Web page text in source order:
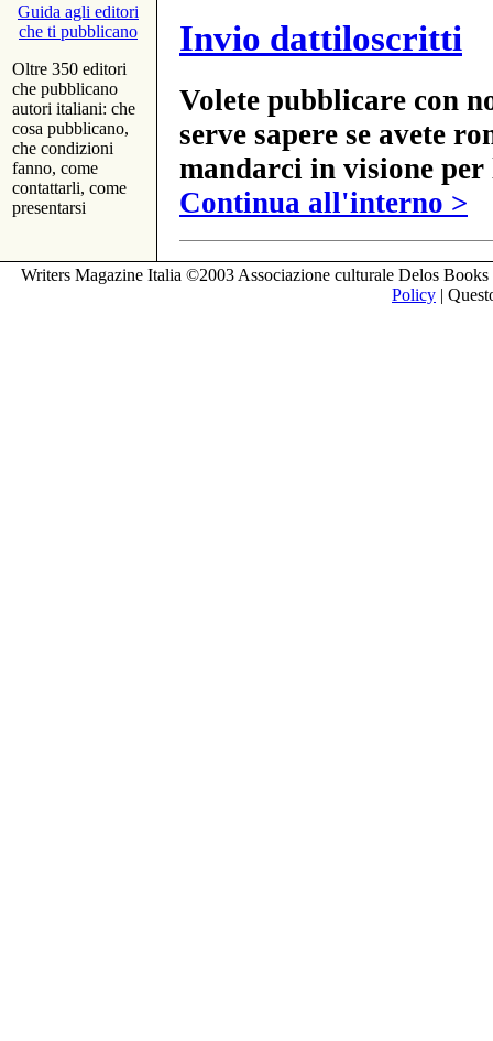
Guida agli editori
che ti pubblicano
Oltre 350 editori
che pubblicano
autori italiani: che
cosa pubblicano,
che condizioni
fanno, come
contattarli, come
presentarsi
Invio dattiloscritti
Volete pubblicare con
serve sapere se avete
mandarci in visione
Continua all'interno >
Writers Magazine Italia ©2003 Associazione culturale Delos
Policy |